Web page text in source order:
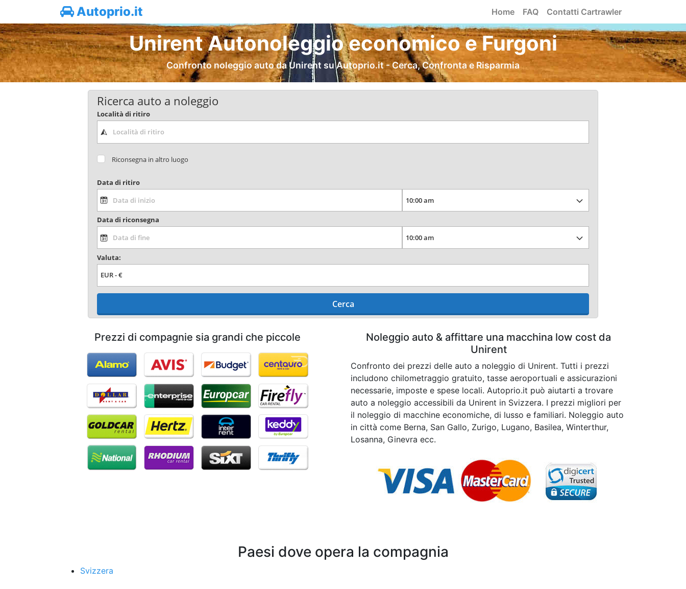
Autoprio.it Home FAQ Contatti Cartrawler
Unirent Autonoleggio economico e Furgoni
Confronto noleggio auto da Unirent su Autoprio.it - Cerca, Confronta e Risparmia
Ricerca auto a noleggio
Località di ritiro
Riconsegna in altro luogo
Data di ritiro
Data di riconsegna
Valuta:
Cerca
Prezzi di compagnie sia grandi che piccole
Noleggio auto & affittare una macchina low cost da
Unirent
Confronto dei prezzi delle auto a noleggio di Unirent. Tutti i prezzi
includono chilometraggio gratuito, tasse aeroportuali e assicurazioni
necessarie, imposte e spese locali. Autoprio.it può aiutarti a trovare
auto a noleggio accessibili da Unirent in Svizzera. I prezzi migliori per
il noleggio di macchine economiche, di lusso e familiari. Noleggio auto
in città come Berna, San Gallo, Zurigo, Lugano, Basilea, Winterthur,
Losanna, Ginevra ecc.
Paesi dove opera la compagnia
Svizzera